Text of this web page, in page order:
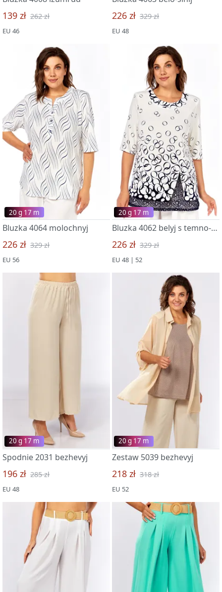
139 zł 262 zł
EU 46
226 zł 329 zł
EU 48
20 g 17 m
Bluzka 4064 molochnyj
226 zł 329 zł
EU 56
20 g 17 m
Bluzka 4062 belyj s temno-sinim
226 zł 329 zł
EU 48 | 52
20 g 17 m
Spodnie 2031 bezhevyj
196 zł 285 zł
EU 48
20 g 17 m
Zestaw 5039 bezhevyj
218 zł 318 zł
EU 52